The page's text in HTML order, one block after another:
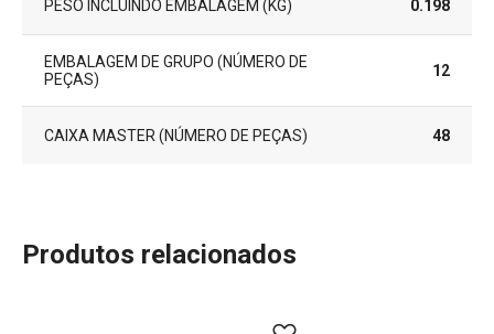
PESO INCLUINDO EMBALAGEM (KG) 0.198
EMBALAGEM DE GRUPO (NÚMERO DE
PEÇAS)
12
CAIXA MASTER (NÚMERO DE PEÇAS) 48
Produtos relacionados